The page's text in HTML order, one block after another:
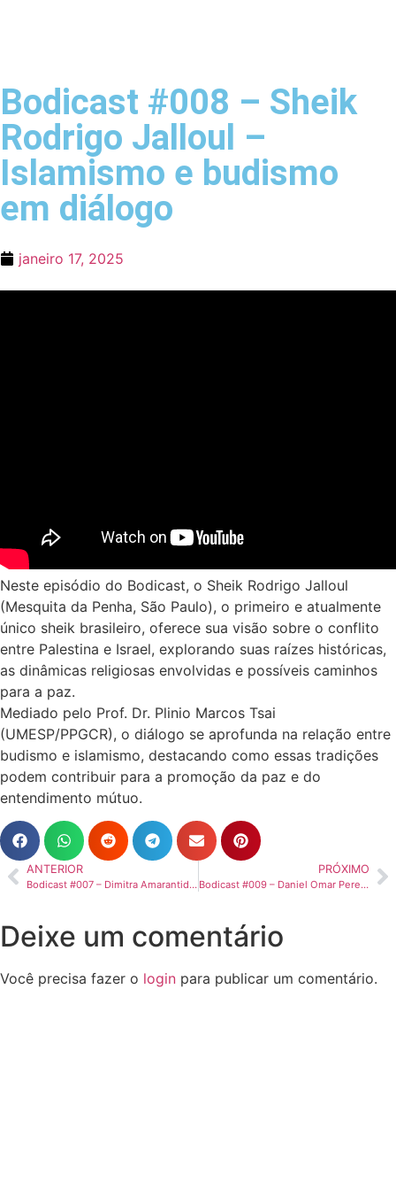
Bodicast #008 – Sheik
Rodrigo Jalloul –
Islamismo e budismo
em diálogo
janeiro 17, 2025
Neste episódio do Bodicast, o Sheik Rodrigo Jalloul
(Mesquita da Penha, São Paulo), o primeiro e atualmente
único sheik brasileiro, oferece sua visão sobre o conflito
entre Palestina e Israel, explorando suas raízes históricas,
as dinâmicas religiosas envolvidas e possíveis caminhos
para a paz.
Mediado pelo Prof. Dr. Plinio Marcos Tsai
(UMESP/PPGCR), o diálogo se aprofunda na relação entre
budismo e islamismo, destacando como essas tradições
podem contribuir para a promoção da paz e do
entendimento mútuo.
ANTERIOR
Bodicast #007 – Dimitra Amarantidou – Filosofia e linguagem Chinês e Grego em foco
PRÓXIMO
Bodicast #009 – Daniel Omar Perez – Desejo, budismo e psicanálise
Deixe um comentário
Você precisa fazer o login para publicar um comentário.